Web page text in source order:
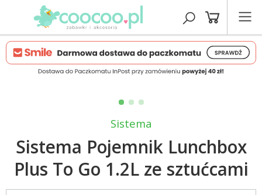
Sistema
Sistema Pojemnik Lunchbox
Plus To Go 1.2L ze sztućcami